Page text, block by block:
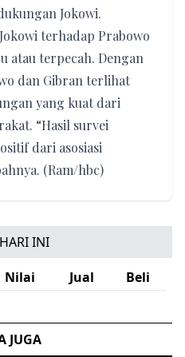
Jokowi.
terhadap Prabowo
atau terpecah. Dengan
dan Gibran terlihat
yang kuat dari
“Hasil survei
dari asosiasi
(Ram/hbc)
INI
Nilai Jual Beli
JUGA